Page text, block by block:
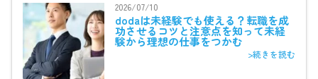
2026/07/10
dodaは未経験でも使える？転職を成
功させるコツと注意点を知って未経
験から理想の仕事をつかむ
>続きを読む